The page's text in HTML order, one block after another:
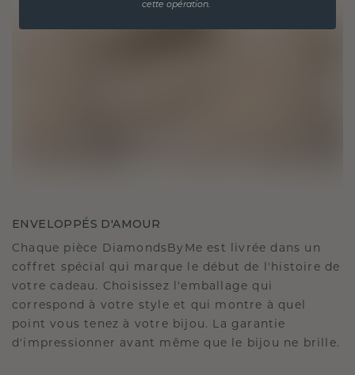
ENVELOPPÉS D'AMOUR
Chaque pièce DiamondsByMe est livrée dans un
coffret spécial qui marque le début de l'histoire de
votre cadeau. Choisissez l'emballage qui
correspond à votre style et qui montre à quel
point vous tenez à votre bijou. La garantie
d'impressionner avant même que le bijou ne brille.
cette opération.